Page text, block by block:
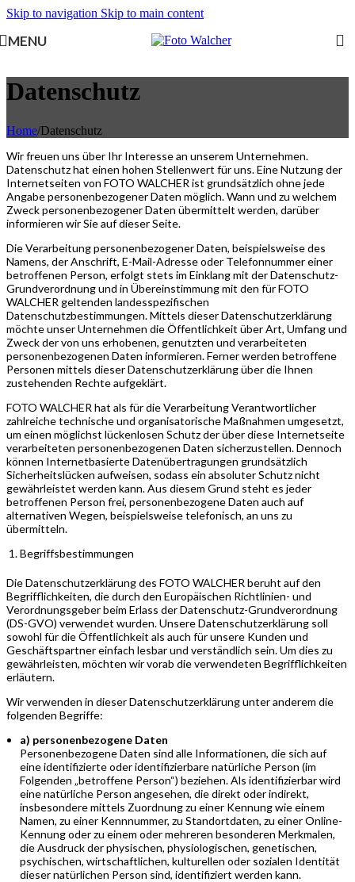
Skip to navigation Skip to main content
MENU
Datenschutz
Home/Datenschutz
Wir freuen uns über Ihr Interesse an unserem Unternehmen.
Datenschutz hat einen hohen Stellenwert für uns. Eine Nutzung der
Internetseiten von FOTO WALCHER ist grundsätzlich ohne jede
Angabe personenbezogener Daten möglich. Wann und zu welchem
Zweck personenbezogener Daten übermittelt werden, darüber
informieren wir Sie auf dieser Seite.
Die Verarbeitung personenbezogener Daten, beispielsweise des
Namens, der Anschrift, E-Mail-Adresse oder Telefonnummer einer
betroffenen Person, erfolgt stets im Einklang mit der Datenschutz-
Grundverordnung und in Übereinstimmung mit den für FOTO
WALCHER geltenden landesspezifischen
Datenschutzbestimmungen. Mittels dieser Datenschutzerklärung
möchte unser Unternehmen die Öffentlichkeit über Art, Umfang und
Zweck der von uns erhobenen, genutzten und verarbeiteten
personenbezogenen Daten informieren. Ferner werden betroffene
Personen mittels dieser Datenschutzerklärung über die Ihnen
zustehenden Rechte aufgeklärt.
FOTO WALCHER hat als für die Verarbeitung Verantwortlicher
zahlreiche technische und organisatorische Maßnahmen umgesetzt,
um einen möglichst lückenlosen Schutz der über diese Internetseite
verarbeiteten personenbezogenen Daten sicherzustellen. Dennoch
können Internetbasierte Datenübertragungen grundsätzlich
Sicherheitslücken aufweisen, sodass ein absoluter Schutz nicht
gewährleistet werden kann. Aus diesem Grund steht es jeder
betroffenen Person frei, personenbezogene Daten auch auf
alternativen Wegen, beispielsweise telefonisch, an uns zu
übermitteln.
Begriffsbestimmungen
Die Datenschutzerklärung des FOTO WALCHER beruht auf den
Begrifflichkeiten, die durch den Europäischen Richtlinien- und
Verordnungsgeber beim Erlass der Datenschutz-Grundverordnung
(DS-GVO) verwendet wurden. Unsere Datenschutzerklärung soll
sowohl für die Öffentlichkeit als auch für unsere Kunden und
Geschäftspartner einfach lesbar und verständlich sein. Um dies zu
gewährleisten, möchten wir vorab die verwendeten Begrifflichkeiten
erläutern.
Wir verwenden in dieser Datenschutzerklärung unter anderem die
folgenden Begriffe:
a) personenbezogene Daten
Personenbezogene Daten sind alle Informationen, die sich auf
eine identifizierte oder identifizierbare natürliche Person (im
Folgenden „betroffene Person“) beziehen. Als identifizierbar wird
eine natürliche Person angesehen, die direkt oder indirekt,
insbesondere mittels Zuordnung zu einer Kennung wie einem
Namen, zu einer Kennnummer, zu Standortdaten, zu einer Online-
Kennung oder zu einem oder mehreren besonderen Merkmalen,
die Ausdruck der physischen, physiologischen, genetischen,
psychischen, wirtschaftlichen, kulturellen oder sozialen Identität
dieser natürlichen Person sind, identifiziert werden kann.